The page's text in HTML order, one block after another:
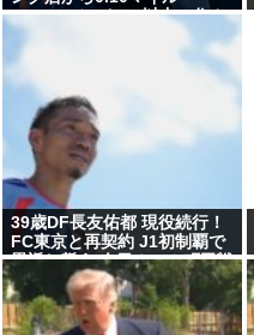
(160.93メートル)以内に住ん
た場所に住んでいる人に比べ
て、歩行障害を伴うパーキン
ソン病になる確率が23%高い
39歳DF長友佑都 現役続行！
FC東京と再契約 J1初制覇で
恩返し誓う 今日ホーム町田戦
で正式表明